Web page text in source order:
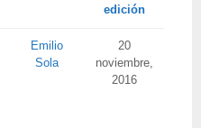
edición
Emilio
Sola
20
noviembre,
2016